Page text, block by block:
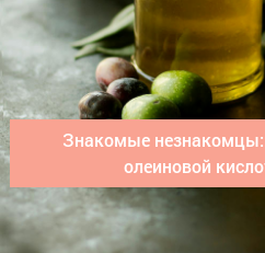
Знакомые незнакомцы:
олеиновой